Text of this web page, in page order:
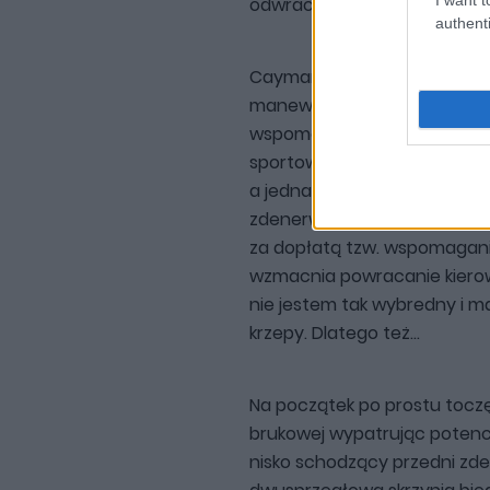
Cayman S nie jest
manewrujemy na wyczucie,
wspomagany elektrycznie
sportowych autach takie
a jednak... Na wypadek
zdenerwuje, Porsche
za dopłatą tzw.
wzmacnia powracanie
nie jestem tak wybredny i
krzepy. Dlatego też...
Na początek po prostu
brukowej wypatrując
nisko schodzący przedni